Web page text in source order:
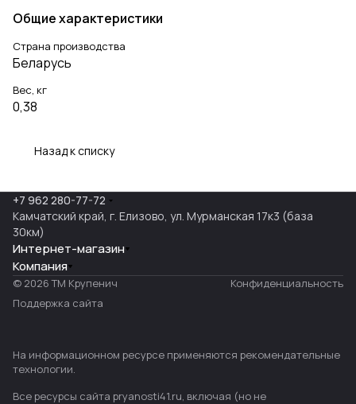
Общие характеристики
Страна производства
Беларусь
Вес, кг
0,38
Назад к списку
+7 962 280-77-72
Камчатский край, г. Елизово, ул. Мурманская 17к3 (база
30км)
Интернет-магазин
Компания
© 2026 ТМ Крупенич
Конфиденциальность
Поддержка сайта
На информационном ресурсе применяются рекомендательные
технологии.
Все ресурсы сайта pryanosti41.ru, включая (но не